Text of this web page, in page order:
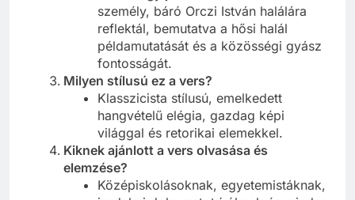
személy, báró Orczi István halálára
reflektál, bemutatva a hősi halál
példamutatását és a közösségi gyász
fontosságát.
Milyen stílusú ez a vers?
Klasszicista stílusú, emelkedett
hangvételű elégia, gazdag képi
világgal és retorikai elemekkel.
Kiknek ajánlott a vers olvasása és
elemzése?
Középiskolásoknak, egyetemistáknak,